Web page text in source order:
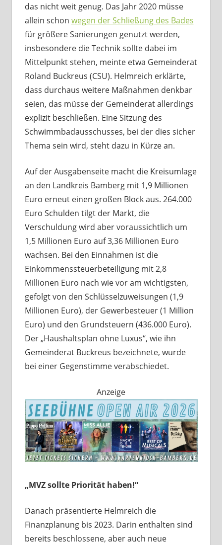
das nicht weit genug. Das Jahr 2020 müsse
allein schon wegen der Schließung des Bades
für größere Sanierungen genutzt werden,
insbesondere die Technik sollte dabei im
Mittelpunkt stehen, meinte etwa Gemeinderat
Roland Buckreus (CSU). Helmreich erklärte,
dass durchaus weitere Maßnahmen denkbar
seien, das müsse der Gemeinderat allerdings
explizit beschließen. Eine Sitzung des
Schwimmbadausschusses, bei der dies sicher
Thema sein wird, steht dazu in Kürze an.
Auf der Ausgabenseite macht die Kreisumlage
an den Landkreis Bamberg mit 1,9 Millionen
Euro erneut einen großen Block aus. 264.000
Euro Schulden tilgt der Markt, die
Verschuldung wird aber voraussichtlich um
1,5 Millionen Euro auf 3,36 Millionen Euro
wachsen. Bei den Einnahmen ist die
Einkommenssteuerbeteiligung mit 2,8
Millionen Euro nach wie vor am wichtigsten,
gefolgt von den Schlüsselzuweisungen (1,9
Millionen Euro), der Gewerbesteuer (1 Million
Euro) und den Grundsteuern (436.000 Euro).
Der „Haushaltsplan ohne Luxus“, wie ihn
Gemeinderat Buckreus bezeichnete, wurde
bei einer Gegenstimme verabschiedet.
Anzeige
„MVZ sollte Priorität haben!“
Danach präsentierte Helmreich die
Finanzplanung bis 2023. Darin enthalten sind
bereits beschlossene, aber auch neue